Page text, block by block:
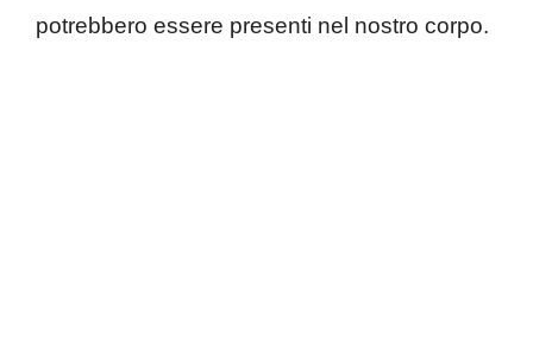
potrebbero essere presenti nel nostro corpo.